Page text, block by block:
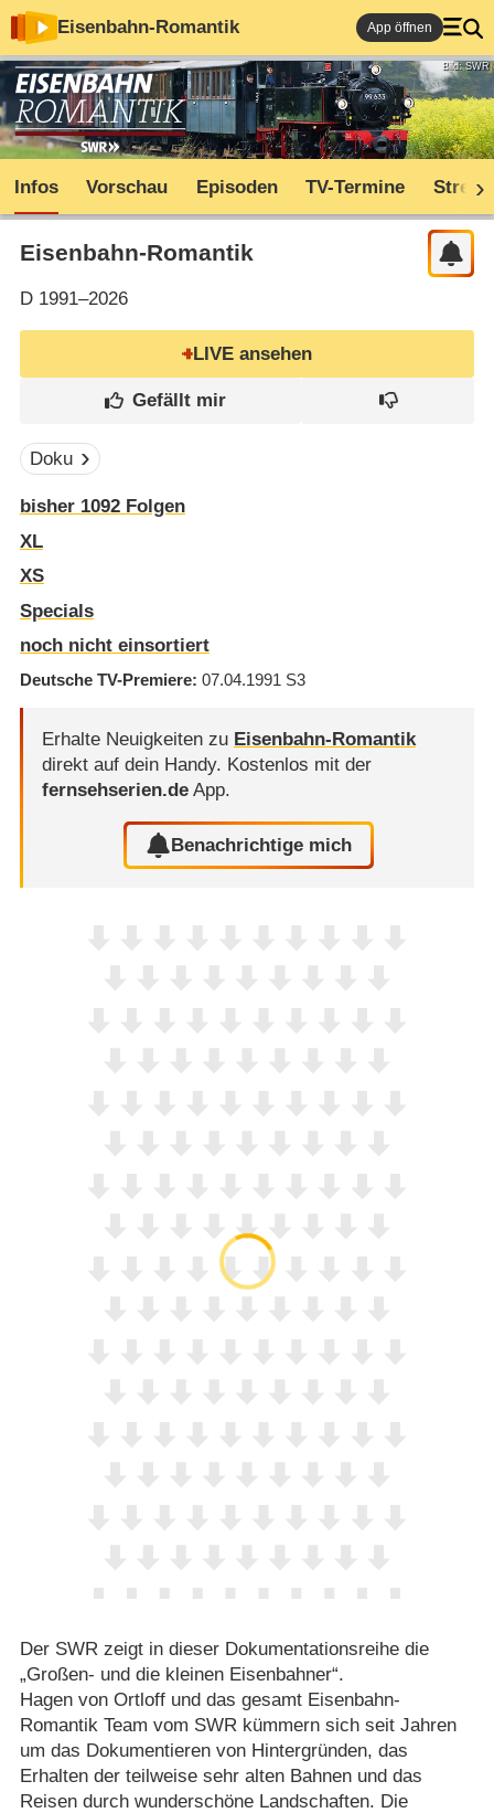
Eisenbahn-Romantik App öffnen
Bild: SWR
Infos Vorschau Episoden TV-Termine
Eisenbahn-Romantik
D1991–2026
LIVE ansehen
Doku
bisher 1092Folgen
XL
XS
Specials
noch nicht einsortiert
Deutsche TV-Premiere 07.04.1991 S3
Erhalte Neuigkeiten zu Eisenbahn-Romantik
direkt auf dein Handy. Kostenlos mit der
fernsehserien.deApp.
Benachrichtige mich
Der SWR zeigt in dieser Dokumentationsreihe die
„Großen- und die kleinen Eisenbahner“.
Hagen von Ortloff und das gesamt Eisenbahn-
Romantik Team vom SWR kümmern sich seit Jahren
um das Dokumentieren von Hintergründen, das
Erhalten der teilweise sehr alten Bahnen und das
Reisen durch wunderschöne Landschaften. Die